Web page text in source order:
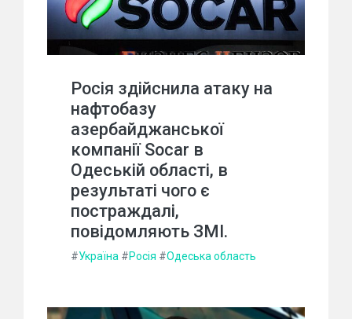
Росія здійснила атаку на
нафтобазу
азербайджанської
компанії Socar в
Одеській області, в
результаті чого є
постраждалі,
повідомляють ЗМІ.
#Україна #Росія #Одеська область